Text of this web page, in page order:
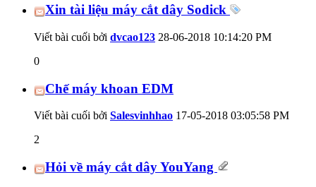
Xin tài liệu máy cắt dây Sodick
Viết bài cuối bởi dvcao123 28-06-2018 10:14:20 PM
0
Chế máy khoan EDM
Viết bài cuối bởi Salesvinhhao 17-05-2018 03:05:58 PM
2
Hỏi về máy cắt dây YouYang